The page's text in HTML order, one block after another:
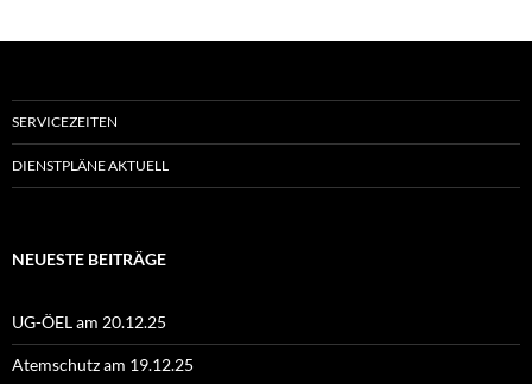
SERVICEZEITEN
DIENSTPLÄNE AKTUELL
NEUESTE BEITRÄGE
UG-ÖEL am 20.12.25
Atemschutz am 19.12.25